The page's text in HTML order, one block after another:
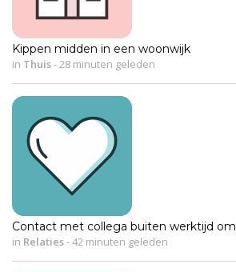
Kippen midden in een woonwijk
in Thuis-28 minuten geleden
Contact met collega buiten werktijd om
in Relaties-42 minuten geleden